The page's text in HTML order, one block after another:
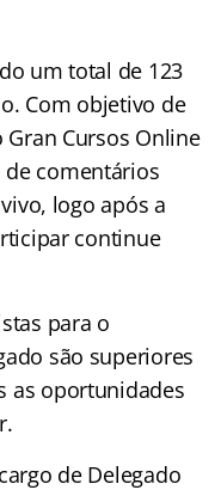
um total de 123
Com objetivo de
Cursos Online
comentários
logo após a
continue
para o
são superiores
as oportunidades
de Delegado